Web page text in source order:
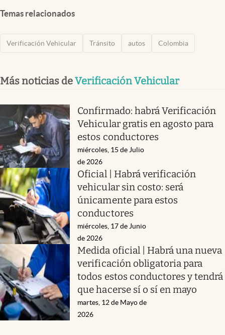
Temas relacionados
Verificación Vehicular Tránsito autos Colombia
Más noticias deVerificación Vehicular
Confirmado: habrá Verificación
Vehicular gratis en agosto para
estos conductores
miércoles, 15 de Julio
de 2026
Oficial | Habrá verificación
vehicular sin costo: será
únicamente para estos
conductores
miércoles, 17 de Junio
de 2026
Medida oficial | Habrá una nueva
verificación obligatoria para
todos estos conductores y tendrá
que hacerse sí o sí en mayo
martes, 12 de Mayo de
2026